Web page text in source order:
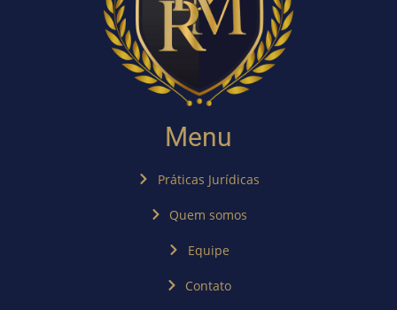
Menu
Práticas Jurídicas
Quem somos
Equipe
Contato